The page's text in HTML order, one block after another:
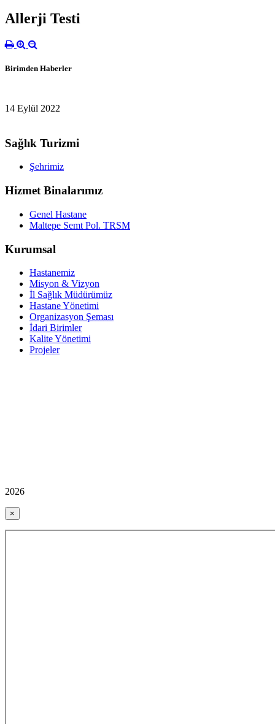
Allerji Testi
Birimden Haberler
14 Eylül 2022
Sağlık Turizmi
Şehrimiz
Hizmet Binalarımız
Genel Hastane
Maltepe Semt Pol. TRSM
Kurumsal
Hastanemiz
Misyon & Vizyon
İl Sağlık Müdürümüz
Hastane Yönetimi
Organizasyon Şeması
İdari Birimler
Kalite Yönetimi
Projeler
2026
×